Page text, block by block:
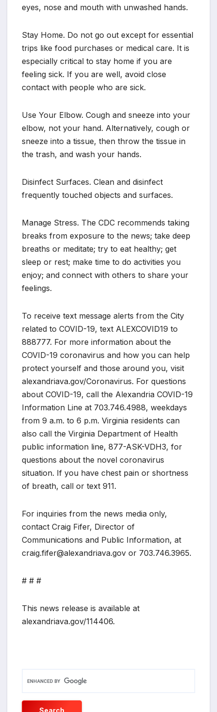
eyes, nose and mouth with unwashed hands.
Stay Home. Do not go out except for essential
trips like food purchases or medical care. It is
especially critical to stay home if you are
feeling sick. If you are well, avoid close
contact with people who are sick.
Use Your Elbow. Cough and sneeze into your
elbow, not your hand. Alternatively, cough or
sneeze into a tissue, then throw the tissue in
the trash, and wash your hands.
Disinfect Surfaces. Clean and disinfect
frequently touched objects and surfaces.
Manage Stress. The CDC recommends taking
breaks from exposure to the news; take deep
breaths or meditate; try to eat healthy; get
sleep or rest; make time to do activities you
enjoy; and connect with others to share your
feelings.
To receive text message alerts from the City
related to COVID-19, text ALEXCOVID19 to
888777. For more information about the
COVID-19 coronavirus and how you can help
protect yourself and those around you, visit
alexandriava.gov/Coronavirus. For questions
about COVID-19, call the Alexandria COVID-19
Information Line at 703.746.4988, weekdays
from 9 a.m. to 6 p.m. Virginia residents can
also call the Virginia Department of Health
public information line, 877-ASK-VDH3, for
questions about the novel coronavirus
situation. If you have chest pain or shortness
of breath, call or text 911.
For inquiries from the news media only,
contact Craig Fifer, Director of
Communications and Public Information, at
craig.fifer@alexandriava.gov or 703.746.3965.
# # #
This news release is available at
alexandriava.gov/114406.